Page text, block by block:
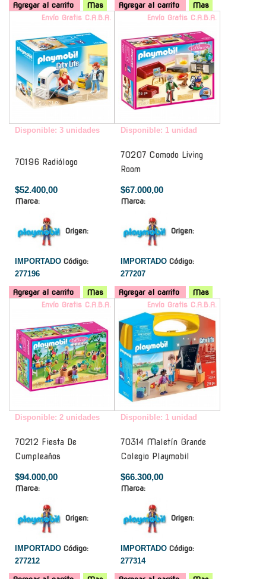
Agregar al carrito Mas Agregar al carrito
Mas
Envío Gratis C.A.B.A.
Disponible: 3 unidades
70196 Radiólogo
$52.400,00
Marca:
Origen:
IMPORTADO Código:
277196
Agregar al carrito Mas
Envío Gratis C.A.B.A.
Disponible: 1 unidad
70207 Comodo Living
Room
$67.000,00
Marca:
Origen:
IMPORTADO Código:
277207
Agregar al carrito
Mas
Envío Gratis C.A.B.A.
Disponible: 2 unidades
70212 Fiesta De
Cumpleaños
$94.000,00
Marca:
Origen:
IMPORTADO Código:
277212
Envío Gratis C.A.B.A.
Disponible: 1 unidad
70314 Maletín Grande
Colegio Playmobil
$66.300,00
Marca:
Origen:
IMPORTADO Código:
277314